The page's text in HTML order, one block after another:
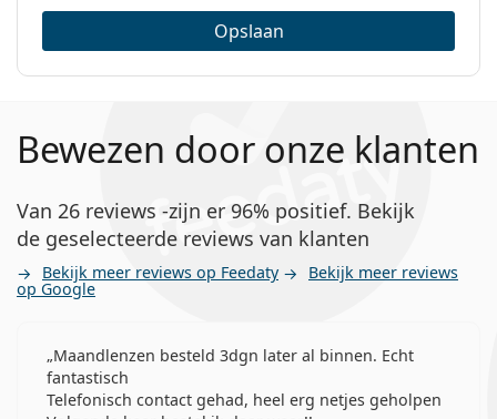
Opslaan
Bewezen door onze klanten
Van 26 reviews -zijn er 96% positief. Bekijk
de geselecteerde reviews van klanten
Bekijk meer reviews op Feedaty Bekijk meer reviews
op Google
Maandlenzen besteld 3dgn later al binnen. Echt
fantastisch
Telefonisch contact gehad, heel erg netjes geholpen